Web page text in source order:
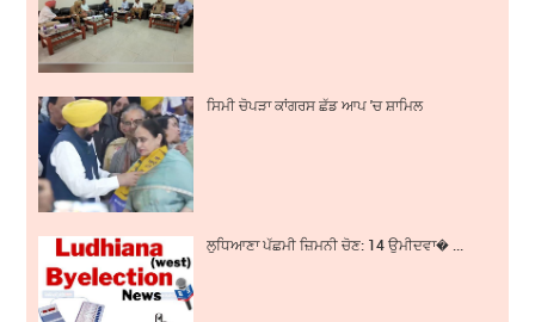
ਸਿਮੀ ਚੋਪੜਾ ਕਾਂਗਰਸ ਛੱਡ ਆਪ 'ਚ ਸ਼ਾਮਿਲ
ਲੁਧਿਆਣਾ ਪੱਛਮੀ ਜ਼ਿਮਨੀ ਚੋਣ: 14 ਉਮੀਦਵਾ� ...